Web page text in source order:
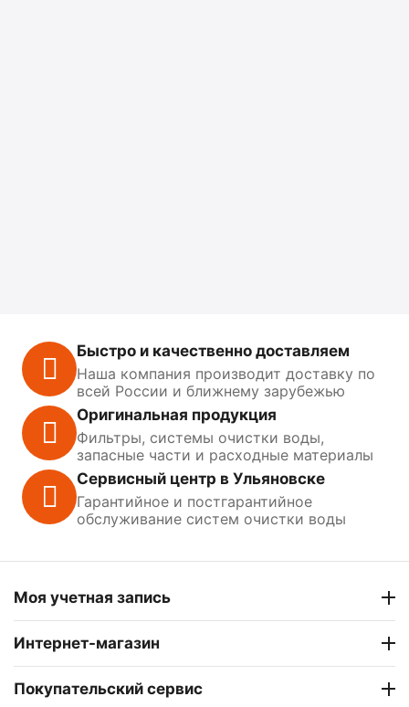
Быстро и качественно доставляем
Наша компания производит доставку по
всей России и ближнему зарубежью
Оригинальная продукция
Фильтры, системы очистки воды,
запасные части и расходные материалы
Сервисный центр в Ульяновске
Гарантийное и постгарантийное
обслуживание систем очистки воды
Моя учетная запись
Интернет-магазин
Покупательский сервис